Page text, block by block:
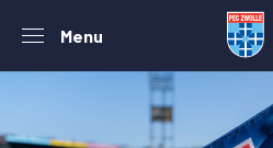
Menu